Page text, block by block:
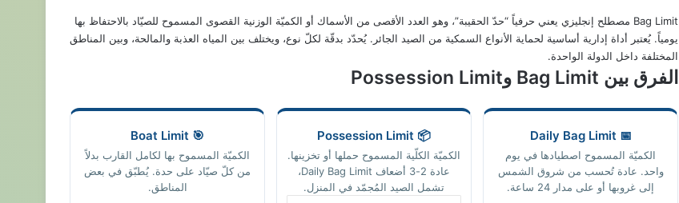
Bag Limit مصطلح إنجليزي يعني حرفياً “حدّ الحقيبة”، وهو العدد الأقصى من الأسماك أو الكميّة الوزنية القصوى المسموح للصيّاد بالاحتفاظ بها
يومياً. يُعتبر أداة إدارية أساسية لحماية الأنواع السمكية من الصيد الجائر. يُحدّد بدقّة لكلّ نوع، ويختلف بين المياه العذبة والمالحة، وبين المناطق
المختلفة داخل الدولة الواحدة.
الفرق بين Bag Limit وPossession Limit
📅 Daily Bag Limit
الكميّة المسموح اصطيادها في يوم
واحد. عادة تُحسب من شروق الشمس
إلى غروبها أو على مدار 24 ساعة.
📦 Possession Limit
الكميّة الكلّية المسموح حملها أو تخزينها.
عادة 2-3 أضعاف Daily Bag Limit،
تشمل الصيد المُجمّد في المنزل.
🎯 Boat Limit
الكميّة المسموح بها لكامل القارب بدلاً
من كلّ صيّاد على حدة. يُطبّق في بعض
المناطق.